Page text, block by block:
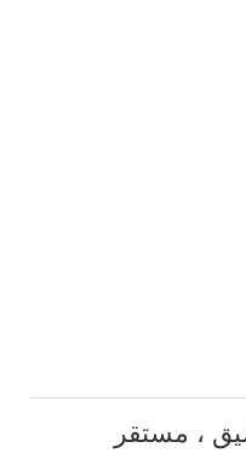
، مستقر